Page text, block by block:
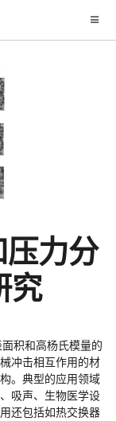
力分
究
积和高杨氏模量的
冲击相互作用的材
。典型的应用领域
吸声、生物医学设
还包括如热交换器